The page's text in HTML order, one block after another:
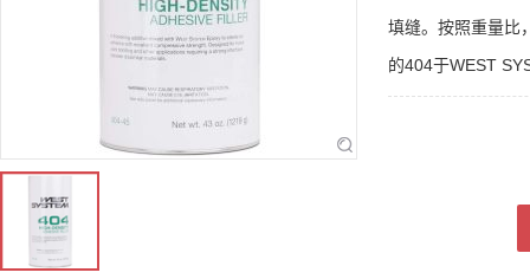
填缝。按照重量比
的404于WEST